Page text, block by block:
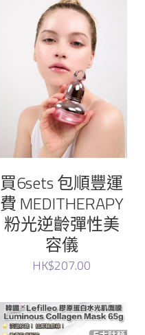
買6sets 包順豐運
費 MEDITHERAPY
粉光逆齡彈性美
容儀
HK$207.00